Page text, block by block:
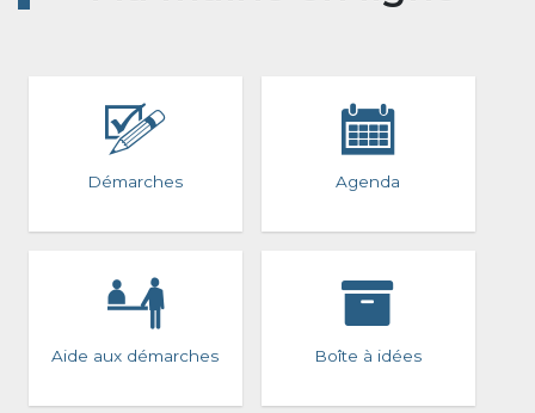
Démarches Agenda
Aide aux démarches Boîte à idées